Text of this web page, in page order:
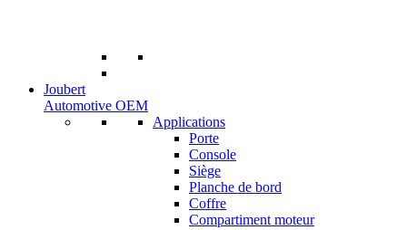
Joubert
Automotive OEM
Applications
Porte
Console
Siège
Planche de bord
Coffre
Compartiment moteur